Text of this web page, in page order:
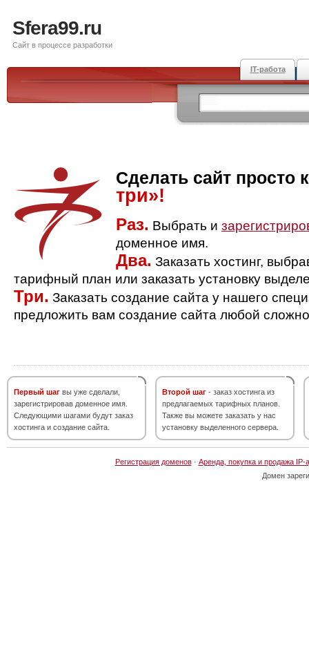
Sfera99.ru
Сайт в процессе разработки
IT-работа
Сделать сайт просто
три»!
Раз. Выбрать и
доменное имя.
Два. Заказать хостинг,
тарифный план или заказать установку
Три. Заказать создание сайта у нашего
предложить вам создание сайта любой
Первый шаг вы уже сделали,
зарегистрировав доменное имя.
Следующими шагами будут заказ
хостинга и создание сайта.
Второй шаг - заказ хостинга из
предлагаемых тарифных планов.
Также вы можете заказать у нас
установку выделенного сервера.
Регистрация доменов· Аренда, покупка и продажа IP-
Домен